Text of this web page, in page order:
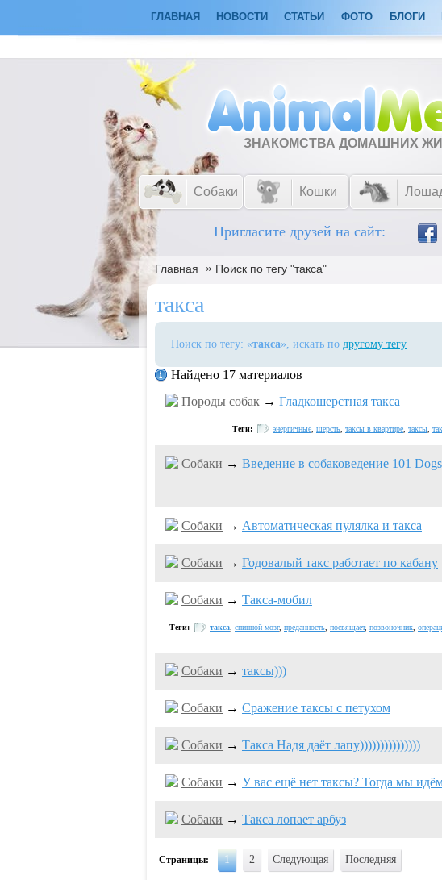
ГЛАВНАЯ НОВОСТИ СТАТЬИ ФОТО БЛОГИ
ЗНАКОМСТВА ДОМАШНИХ
Собаки Кошки
Пригласите друзей на сайт:
Главная » Поиск по тегу "такса"
такса
Поиск по тегу: «такса», искать по другому тегу
Найдено 17 материалов
Породы собак → Гладкошерстная такса
Теги: энергичные шерсть таксы в квартире таксы
Собаки → Введение в собаковедение 101
Собаки → Автоматическая пулялка и такса
Собаки → Годовалый такс работает по кабану
Собаки → Такса-мобил
Теги: такса спинной мозг, преданность посвящает, позвоночник
Собаки → таксы)))
Собаки → Сражение таксы с петухом
Собаки → Такса Надя даёт лапу)))))))))))))))
Собаки → У вас ещё нет таксы? Тогда мы
Собаки → Такса лопает арбуз
Страницы: 1 2 Следующая Последняя